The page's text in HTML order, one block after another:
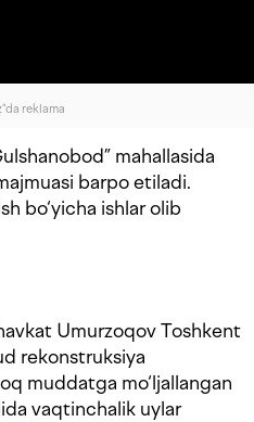
reklama
mahallasida
barpo etiladi.
bo‘yicha ishlar olib
Umurzoqov Toshkent
rekonstruksiya
muddatga mo‘ljallangan
vaqtinchalik uylar